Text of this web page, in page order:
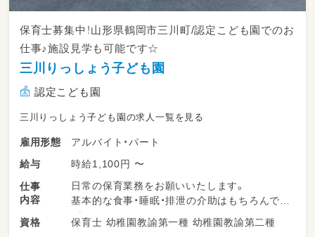
保育士募集中！山形県鶴岡市三川町/認定こども園でのお
仕事♪施設見学も可能です☆
三川りっしょう子ども園
認定こども園
三川りっしょう子ども園の求人一覧を見る
雇用形態
アルバイト・パート
給与
時給1,100円 〜
仕事
内容
日常の保育業務をお願いいたします。
基本的な食事・睡眠・排泄の介助はもちろんです
が、
職員が子ども達と一緒におもちゃで遊ぶことを
資格
保育士 幼稚園教諭第一種 幼稚園教諭第二種